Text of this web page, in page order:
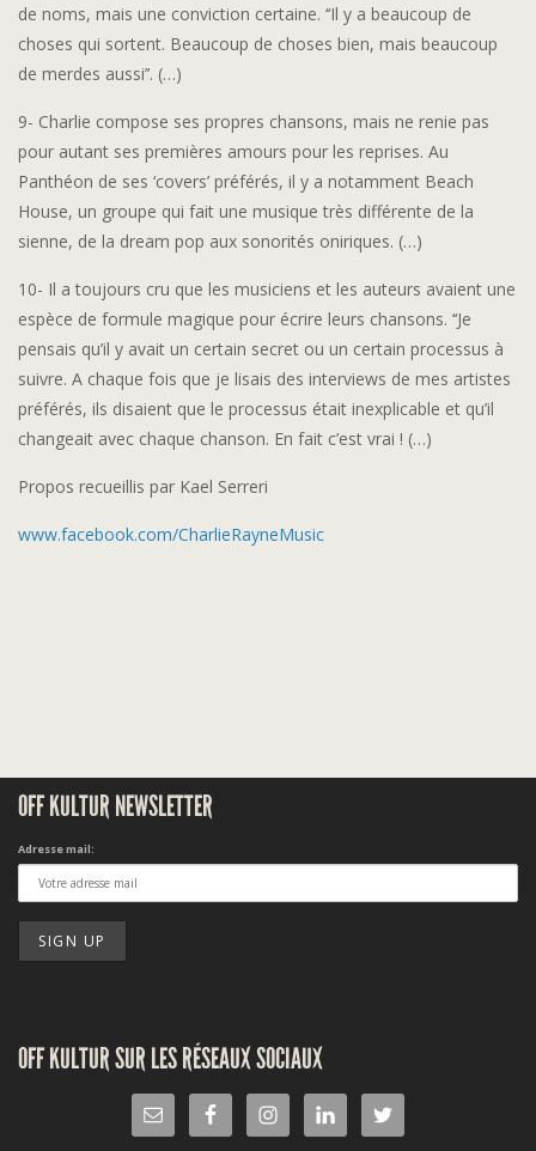
de noms, mais une conviction certaine. ‘‘Il y a beaucoup de
choses qui sortent. Beaucoup de choses bien, mais beaucoup
de merdes aussi’’. (…)
9- Charlie compose ses propres chansons, mais ne renie pas
pour autant ses premières amours pour les reprises. Au
Panthéon de ses ‘covers’ préférés, il y a notamment Beach
House, un groupe qui fait une musique très différente de la
sienne, de la dream pop aux sonorités oniriques. (…)
10- Il a toujours cru que les musiciens et les auteurs avaient une
espèce de formule magique pour écrire leurs chansons. ‘‘Je
pensais qu’il y avait un certain secret ou un certain processus à
suivre. A chaque fois que je lisais des interviews de mes artistes
préférés, ils disaient que le processus était inexplicable et qu’il
changeait avec chaque chanson. En fait c’est vrai ! (…)
Propos recueillis par Kael Serreri
www.facebook.com/CharlieRayneMusic
OFF KULTUR NEWSLETTER
Adresse mail:
OFF KULTUR SUR LES RÉSEAUX SOCIAUX